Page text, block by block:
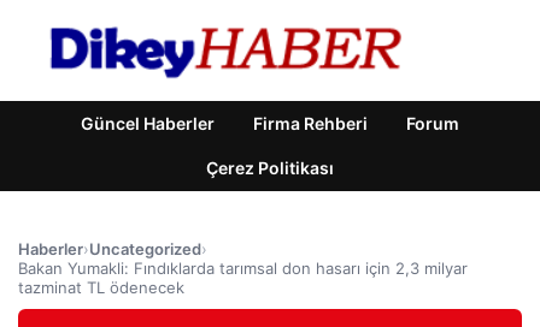
Güncel Haberler Firma Rehberi Forum
Çerez Politikası
Haberler›Uncategorized›
Bakan Yumakli: Fındıklarda tarımsal don hasarı için 2,3 milyar
tazminat TL ödenecek